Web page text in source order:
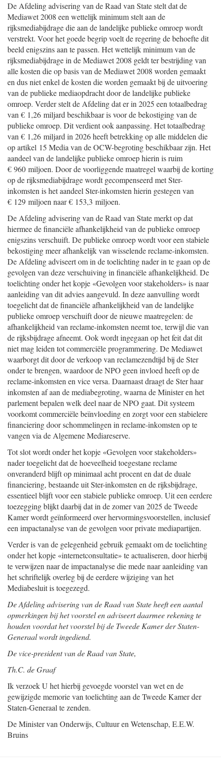
De Afdeling advisering van de Raad van State stelt dat de
Mediawet 2008 een wettelijk minimum stelt aan de
rijksmediabijdrage die aan de landelijke publieke omroep wordt
verstrekt. Voor het goede begrip voelt de regering de behoefte dit
beeld enigszins aan te passen. Het wettelijk minimum van de
rijksmediabijdrage in de Mediawet 2008 geldt ter bestrijding van
alle kosten die op basis van de Mediawet 2008 worden gemaakt
en dus niet enkel de kosten die worden gemaakt bij de uitvoering
van de publieke mediaopdracht door de landelijke publieke
omroep. Verder stelt de Afdeling dat er in 2025 een totaalbedrag
van € 1,26 miljard beschikbaar is voor de bekostiging van de
publieke omroep. Dit verdient ook aanpassing. Het totaalbedrag
van € 1,26 miljard in 2026 heeft betrekking op alle middelen die
op artikel 15 Media van de OCW-begroting beschikbaar zijn. Het
aandeel van de landelijke publieke omroep hierin is ruim
€ 960 miljoen. Door de voorliggende maatregel waarbij de korting
op de rijksmediabijdrage wordt gecompenseerd met Ster-
inkomsten is het aandeel Ster-inkomsten hierin gestegen van
€ 129 miljoen naar € 153,3 miljoen.
De Afdeling advisering van de Raad van State merkt op dat
hiermee de financiële afhankelijkheid van de publieke omroep
enigszins verschuift. De publieke omroep wordt voor een stabiele
bekostiging meer afhankelijk van wisselende reclame-inkomsten.
De Afdeling adviseert om in de toelichting nader in te gaan op de
gevolgen van deze verschuiving in financiële afhankelijkheid. De
toelichting onder het kopje «Gevolgen voor stakeholders» is naar
aanleiding van dit advies aangevuld. In deze aanvulling wordt
toegelicht dat de financiële afhankelijkheid van de landelijke
publieke omroep verschuift door de nieuwe maatregelen: de
afhankelijkheid van reclame-inkomsten neemt toe, terwijl die van
de rijksbijdrage afneemt. Ook wordt ingegaan op het feit dat dit
niet mag leiden tot commerciële programmering. De Mediawet
waarborgt dit door de verkoop van reclamezendtijd bij de Ster
onder te brengen, waardoor de NPO geen invloed heeft op de
reclame-inkomsten en vice versa. Daarnaast draagt de Ster haar
inkomsten af aan de mediabegroting, waarna de Minister en het
parlement bepalen welk deel naar de NPO gaat. Dit systeem
voorkomt commerciële beïnvloeding en zorgt voor een stabielere
financiering door schommelingen in reclame-inkomsten op te
vangen via de Algemene Mediareserve.
Tot slot wordt onder het kopje «Gevolgen voor stakeholders»
nader toegelicht dat de hoeveelheid toegestane reclame
onveranderd blijft op minimaal acht procent en dat de duale
financiering, bestaande uit Ster-inkomsten en de rijksbijdrage,
essentieel blijft voor een stabiele publieke omroep. Uit een eerdere
toezegging blijkt daarbij dat in de zomer van 2025 de Tweede
Kamer wordt geïnformeerd over hervormingsvoorstellen, inclusief
een impactanalyse van de gevolgen voor private mediapartijen.
Verder is van de gelegenheid gebruik gemaakt om de toelichting
onder het kopje «internetconsultatie» te actualiseren, door hierbij
te verwijzen naar de impactanalyse die mede naar aanleiding van
het schriftelijk overleg bij de eerdere wijziging van het
Mediabesluit is toegezegd.
De Afdeling advisering van de Raad van State heeft een aantal
opmerkingen bij het voorstel en adviseert daarmee rekening te
houden voordat het voorstel bij de Tweede Kamer der Staten-
Generaal wordt ingediend.
De vice-president van de Raad van State,
Th.C. de Graaf
Ik verzoek U het hierbij gevoegde voorstel van wet en de
gewijzigde memorie van toelichting aan de Tweede Kamer der
Staten-Generaal te zenden.
De Minister van Onderwijs, Cultuur en Wetenschap, E.E.W.
Bruins